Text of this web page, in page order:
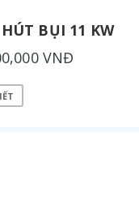
BỤI 11 KW
VNĐ